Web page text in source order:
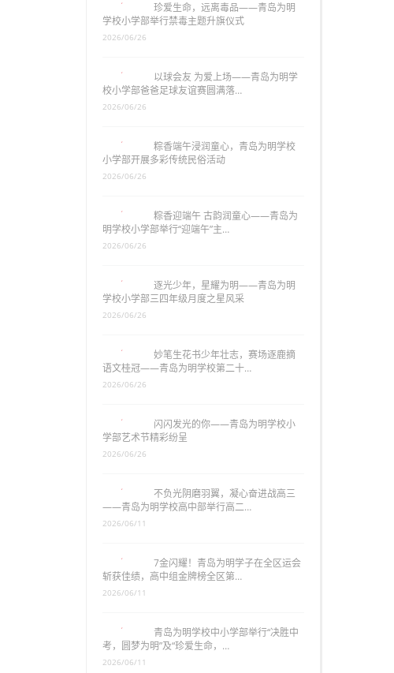
珍爱生命，远离毒品——青岛为明
学校小学部举行禁毒主题升旗仪式
以球会友 为爱上场——青岛为明学
校小学部爸爸足球友谊赛圆满落…
粽香端午浸润童心，青岛为明学校
小学部开展多彩传统民俗活动
粽香迎端午 古韵润童心——青岛为
明学校小学部举行“迎端午”主…
逐光少年，星耀为明——青岛为明
学校小学部三四年级月度之星风采
妙笔生花书少年壮志，赛场逐鹿摘
语文桂冠——青岛为明学校第二十…
闪闪发光的你——青岛为明学校小
学部艺术节精彩纷呈
不负光阴磨羽翼，凝心奋进战高三
——青岛为明学校高中部举行高二…
7金闪耀！青岛为明学子在全区运会
斩获佳绩，高中组金牌榜全区第…
青岛为明学校中小学部举行“决胜中
考，圆梦为明”及“珍爱生命，…